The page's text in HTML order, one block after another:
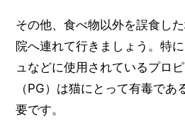
その他、食べ物以外を誤食し
院へ連れて行きましょう。特
ュなどに使用されているプロ
（PG）は猫にとって有毒で
要です。